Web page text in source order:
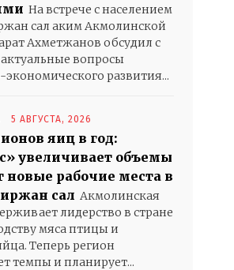
На встрече с населением
сал аким Акмолинской
Ахметжанов обсудил с
вопросы
развития...
5 АВГУСТА, 2026
яиц в год:
увеличивает объемы
новые рабочие места в
сал Акмолинская
лидерство в стране
мяса птицы и
Теперь регион
темпы и планирует...